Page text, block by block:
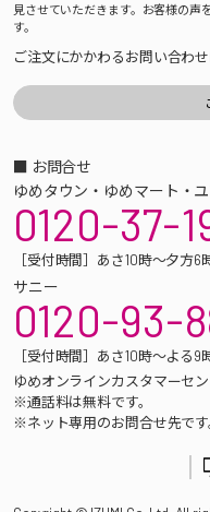
見させていただきます。お客様の声
す。
ご注文にかかわるお問い合わ
■ お問合せ
ゆめタウン・ゆめマート・
0120-37-
［受付時間］あさ10時～夕方6
サニー
0120-93-
［受付時間］あさ10時～よる9
ゆめオンラインカスタマーセ
※通話料は無料です。
※ネット専用のお問合せ先です